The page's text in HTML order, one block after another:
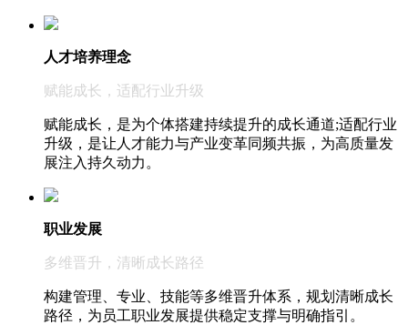
人才培养理念
赋能成长，适配行业升级
赋能成长，是为个体搭建持续提升的成长通道;适配行业
升级，是让人才能力与产业变革同频共振，为高质量发
展注入持久动力。
职业发展
多维晋升，清晰成长路径
构建管理、专业、技能等多维晋升体系，规划清晰成长
路径，为员工职业发展提供稳定支撑与明确指引。